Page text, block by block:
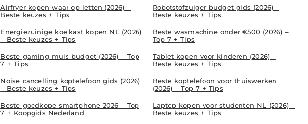
Airfryer kopen waar op letten (2026) –
Beste keuzes + Tips
Robotstofzuiger budget gids (2026) –
Beste keuzes + Tips
Energiezuinige koelkast kopen NL (2026)
– Beste keuzes + Tips
Beste wasmachine onder €500 (2026) –
Top 7 + Tips
Beste gaming muis budget (2026) – Top
7 + Tips
Tablet kopen voor kinderen (2026) –
Beste keuzes + Tips
Noise cancelling koptelefoon gids (2026)
– Beste keuzes + Tips
Beste koptelefoon voor thuiswerken
(2026) – Top 7 + Tips
Beste goedkope smartphone 2026 – Top
7 + Koopgids Nederland
Laptop kopen voor studenten NL (2026) –
Beste keuzes + Tips